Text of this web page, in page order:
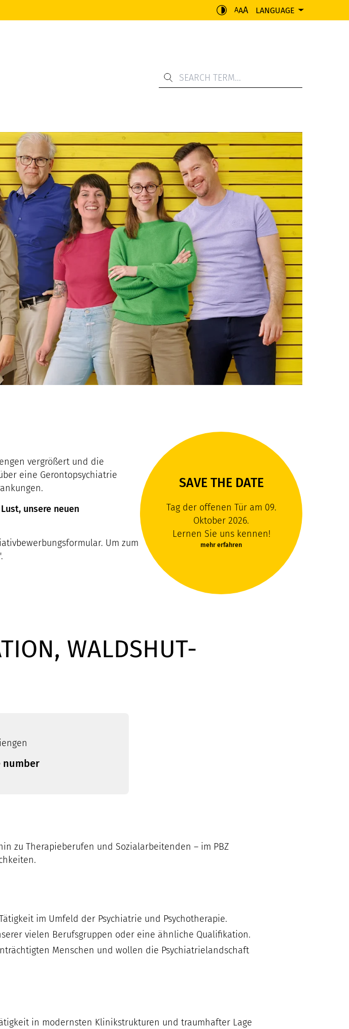
AAA LANGUAGE
vergrößert und die
eine Gerontopsychiatrie
unsere neuen
Um zum
SAVE THE DATE
Tag der offenen Tür am 09.
Oktober 2026.
Lernen Sie uns kennen!
mehr erfahren
WALDSHUT-
number
zu Therapieberufen und Sozialarbeitenden – im PBZ
im Umfeld der Psychiatrie und Psychotherapie.
vielen Berufsgruppen oder eine ähnliche Qualifikation.
Menschen und wollen die Psychiatrielandschaft
in modernsten Klinikstrukturen und traumhafter Lage